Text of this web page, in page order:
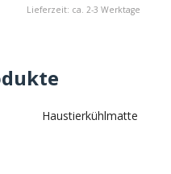
Lieferzeit: ca. 2-3 Werktage